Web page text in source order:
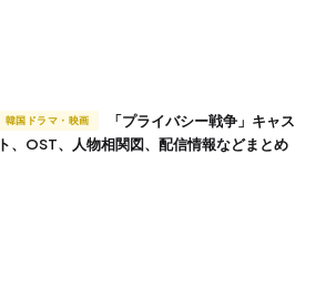
韓国ドラマ・映画
ト、OST、人物相関図、配信情報などまとめ